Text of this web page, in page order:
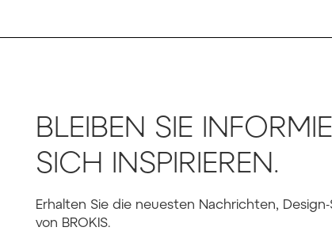
BLEIBEN SIE
SICH INSPIRIEREN.
Erhalten Sie die neuesten Nachrichten,
von BROKIS.